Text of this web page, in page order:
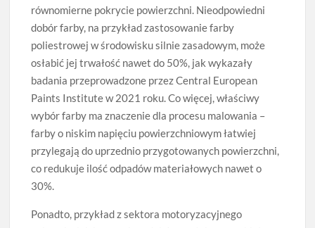
równomierne pokrycie powierzchni. Nieodpowiedni
dobór farby, na przykład zastosowanie farby
poliestrowej w środowisku silnie zasadowym, może
osłabić jej trwałość nawet do 50%, jak wykazały
badania przeprowadzone przez Central European
Paints Institute w 2021 roku. Co więcej, właściwy
wybór farby ma znaczenie dla procesu malowania –
farby o niskim napięciu powierzchniowym łatwiej
przylegają do uprzednio przygotowanych powierzchni,
co redukuje ilość odpadów materiałowych nawet o
30%.
Ponadto, przykład z sektora motoryzacyjnego